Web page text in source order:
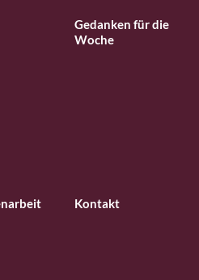
Gedanken für die
Woche
Kontakt